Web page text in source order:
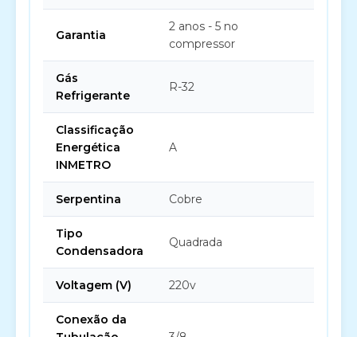
Garantia
2 anos - 5 no
compressor
Gás
Refrigerante
R-32
Classificação
Energética
INMETRO
A
Serpentina Cobre
Tipo
Condensadora
Quadrada
Voltagem (V) 220v
Conexão da